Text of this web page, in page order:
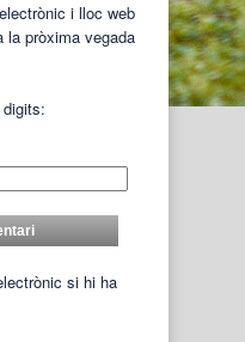
i lloc web
la pròxima vegada
si hi ha